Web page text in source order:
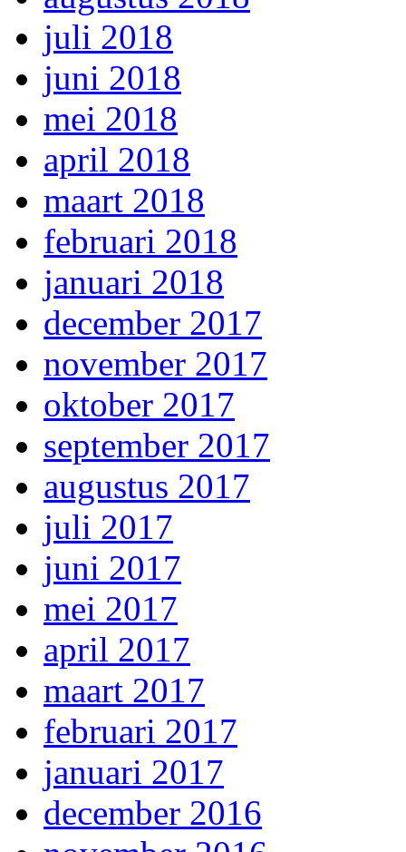
juli 2018
juni 2018
mei 2018
april 2018
maart 2018
februari 2018
januari 2018
december 2017
november 2017
oktober 2017
september 2017
augustus 2017
juli 2017
juni 2017
mei 2017
april 2017
maart 2017
februari 2017
januari 2017
december 2016